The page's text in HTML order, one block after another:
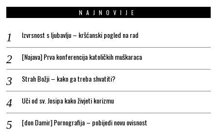
NAJNOVIJE
Izvrsnost s ljubavlju – kršćanski pogled na rad
[Najava] Prva konferencija katoličkih muškaraca
Strah Božji – kako ga treba shvatiti?
Uči od sv. Josipa kako živjeti korizmu
[don Damir] Pornografija – pobijedi novu ovisnost